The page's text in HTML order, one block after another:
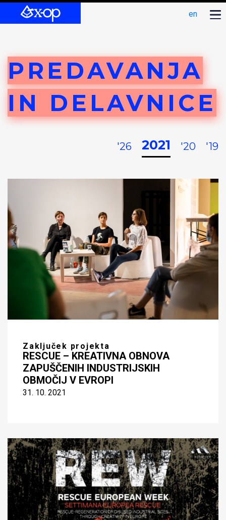
en
PREDAVANJA
IN DELAVNICE
'26 2021 '20 '19
Zaključek projekta
RESCUE – KREATIVNA OBNOVA
ZAPUŠČENIH INDUSTRIJSKIH
OBMOČIJ V EVROPI
31. 10. 2021